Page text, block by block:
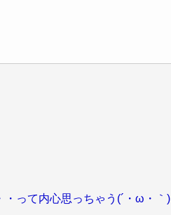
って内心思っちゃう(´・ω・｀)